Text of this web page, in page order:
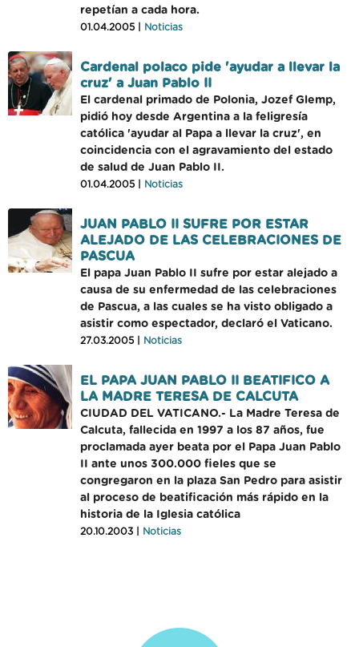
repetían a cada hora.
01.04.2005 | Noticias
Cardenal polaco pide 'ayudar a llevar la
cruz' a Juan Pablo II
El cardenal primado de Polonia, Jozef Glemp,
pidió hoy desde Argentina a la feligresía
católica 'ayudar al Papa a llevar la cruz', en
coincidencia con el agravamiento del estado
de salud de Juan Pablo II.
01.04.2005 | Noticias
JUAN PABLO II SUFRE POR ESTAR
ALEJADO DE LAS CELEBRACIONES DE
PASCUA
El papa Juan Pablo II sufre por estar alejado a
causa de su enfermedad de las celebraciones
de Pascua, a las cuales se ha visto obligado a
asistir como espectador, declaró el Vaticano.
27.03.2005 | Noticias
EL PAPA JUAN PABLO II BEATIFICO A
LA MADRE TERESA DE CALCUTA
CIUDAD DEL VATICANO.- La Madre Teresa de
Calcuta, fallecida en 1997 a los 87 años, fue
proclamada ayer beata por el Papa Juan Pablo
II ante unos 300.000 fieles que se
congregaron en la plaza San Pedro para asistir
al proceso de beatificación más rápido en la
historia de la Iglesia católica
20.10.2003 | Noticias